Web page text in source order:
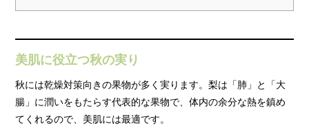
美肌に役立つ秋の実り
秋には乾燥対策向きの果物が多く実ります。梨は「肺」と「大
腸」に潤いをもたらす代表的な果物で、体内の余分な熱を鎮め
てくれるので、美肌には最適です。